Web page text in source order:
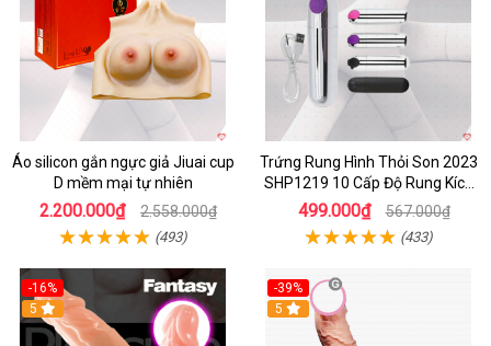
Áo silicon gắn ngực giả Jiuai cup
D mềm mại tự nhiên
2.200.000₫ 2.558.000₫
(493)
Trứng Rung Hình Thỏi Son 2023
SHP1219 10 Cấp Độ Rung Kích
Thích
499.000₫ 567.000₫
(433)
-16%
5
-39%
5